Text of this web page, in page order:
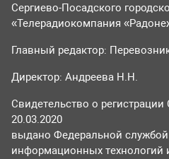
Сергиево-Посадского
«Телерадиокомпания
Главный редактор:
Директор: Андреева Н.Н.
Свидетельство о
20.03.2020
выдано Федеральной
информационных